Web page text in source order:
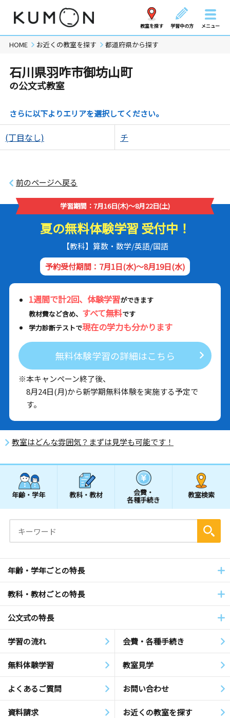
教室を探す 学習中の方 メニュー
HOME お近くの教室を探す 都道府県から探す
石川県羽咋市御坊山町
の公文式教室
さらに以下よりエリアを選択してください。
(丁目なし) チ
前のページへ戻る
学習期間：7月16日(木)～8月22日(土)
夏の無料体験学習 受付中！
【教科】算数・数学/英語/国語
予約受付期間：7月1日(水)～8月19日(水)
1週間で計2回、体験学習ができます
教材費など含め、 すべて無料です
学力診断テストで現在の学力も分かります
無料体験学習の詳細はこちら
※本キャンペーン終了後、
8月24日(月)から新学期無料体験を実施する予定で
す。
教室はどんな雰囲気？まずは見学も可能です！
年齢・学年 教科・教材 会費・
各種手続き
教室検索
年齢・学年ごとの特長
教科・教材ごとの特長
公文式の特長
学習の流れ 会費・各種手続き
無料体験学習 教室見学
よくあるご質問 お問い合わせ
資料請求 お近くの教室を探す